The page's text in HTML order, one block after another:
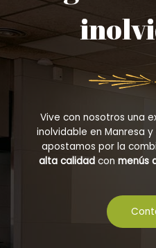
Vive con nosotros una
inolvidable en Manresa y
apostamos por la
alta calidad con menús